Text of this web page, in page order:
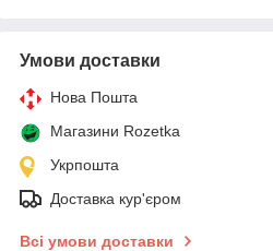
Умови доставки
Нова Пошта
Магазини Rozetka
Укрпошта
Доставка кур'єром
Всі умови доставки